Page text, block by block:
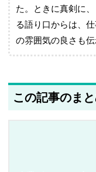
た。ときに真剣に
る語り口からは、
の雰囲気の良さも伝
この記事のま